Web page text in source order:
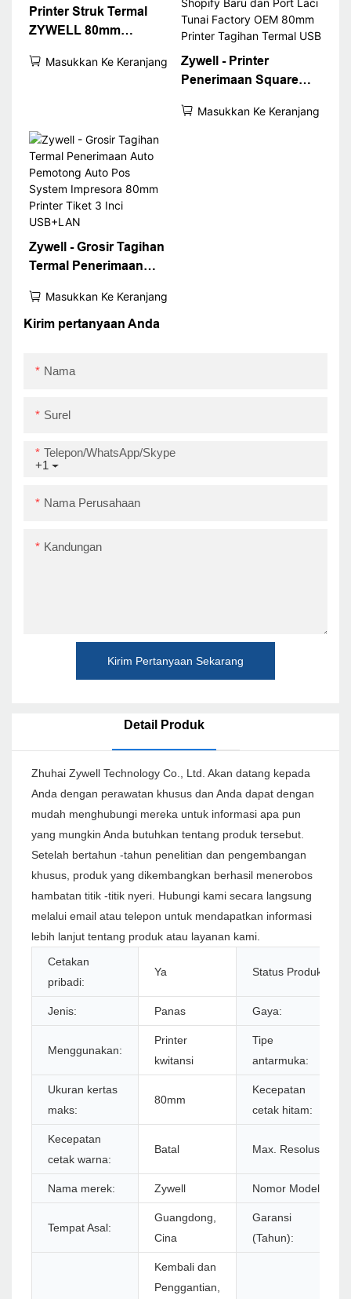
Printer Struk Termal
ZYWELL 80mm
Masukkan Ke Keranjang
Zywell - Printer
Penerimaan Square
Laci Tunai Factory OEM
Masukkan Ke Keranjang
Zywell - Grosir Tagihan
Termal Penerimaan
Pos System Impresora
80mm Printer Tiket 3
Masukkan Ke Keranjang
Kirim pertanyaan Anda
Nama
Surel
+1
Telepon/WhatsApp/Skype
Nama Perusahaan
Kandungan
Kirim Pertanyaan Sekarang
Detail Produk
Zhuhai Zywell Technology Co., Ltd. Akan datang kepada
Anda dengan perawatan khusus dan Anda dapat dengan
mudah menghubungi mereka untuk informasi apa pun
yang mungkin Anda butuhkan tentang produk tersebut.
Setelah bertahun -tahun penelitian dan pengembangan
khusus, produk yang dikembangkan berhasil menerobos
hambatan titik -titik nyeri. Hubungi kami secara langsung
melalui email atau telepon untuk mendapatkan informasi
lebih lanjut tentang produk atau layanan kami.
Cetakan
pribadi:
Ya Status Produk:
Jenis: Panas Gaya:
Menggunakan:
Printer
kwitansi
Tipe
antarmuka:
Ukuran kertas
maks:
80mm
Kecepatan
cetak hitam:
Kecepatan
cetak warna:
Batal Max. Resolusi:
Nama merek: Zywell Nomor Model:
Tempat Asal:
Guangdong,
Cina
Garansi
(Tahun):
Kembali dan
Penggantian,